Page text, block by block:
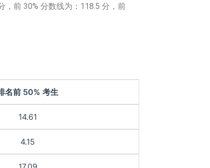
前 30% 分数线为：118.5 分，前
名前 50% 考生
14.61
4.15